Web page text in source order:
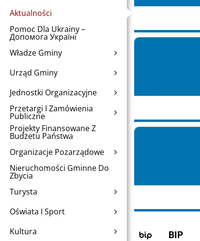
Aktualności
Pomoc Dla Ukrainy –
Допомога Україні
Władze Gminy
Urząd Gminy
Jednostki Organizacyjne
Przetargi I Zamówienia
Publiczne
Projekty Finansowane Z
Budżetu Państwa
Organizacje Pozarządowe
Nieruchomości Gminne Do
Zbycia
Turysta
Oświata I Sport
Kultura
BIP